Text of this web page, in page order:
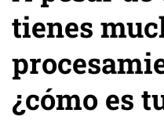
tienes
¿cómo es